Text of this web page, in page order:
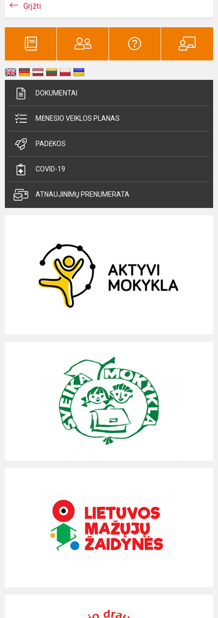
Grįžti
DOKUMENTAI
MĖNESIO VEIKLOS PLANAS
PADĖKOS
COVID-19
ATNAUJINIMŲ PRENUMERATA